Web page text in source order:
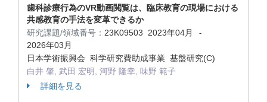
歯科診療行為のVR動画閲覧は、臨床教育の現場における
共感教育の手法を変革できるか
研究課題/領域番号： 23K09503 2023年04月 -
2026年03月
日本学術振興会 科学研究費助成事業 基盤研究(C)
白井 肇, 武田 宏明, 河野 隆幸, 味野 範子
詳細を見る